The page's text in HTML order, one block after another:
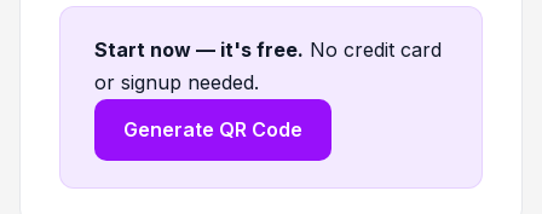
Start now — it's free. No credit card
or signup needed.
Generate QR Code